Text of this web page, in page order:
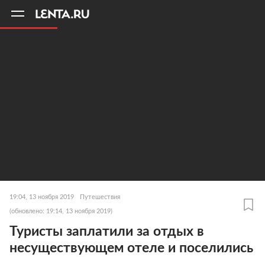
19:04, 13 ноября 2019 Путешествия
(обновлено: 19:14, 13 ноября 2019)
Туристы заплатили за отдых в
несуществующем отеле и поселились